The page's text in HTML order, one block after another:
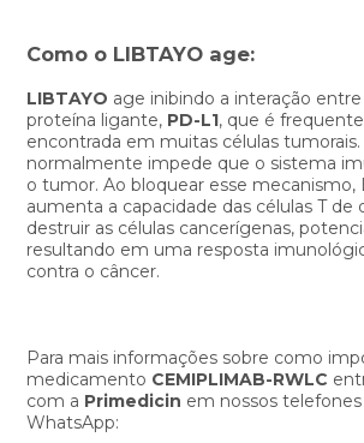
Como o LIBTAYO age:
LIBTAYO age inibindo a interação entre
proteína ligante, PD-L1, que é
encontrada em muitas células tumorais.
normalmente impede que o sistema
o tumor. Ao bloquear esse mecanismo,
aumenta a capacidade das células T de
destruir as células cancerígenas,
resultando em uma resposta
contra o câncer.
Para mais informações sobre como
medicamento CEMIPLIMAB-RWLC
com a Primedicin em nossos
WhatsApp: